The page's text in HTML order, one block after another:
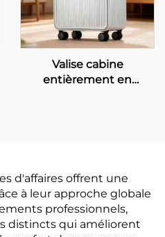
Valise cabine
entièrement en
voyages d’affaires,
ouverture frontale
d'affaires offrent une
à leur approche globale
professionnels,
distincts qui améliorent